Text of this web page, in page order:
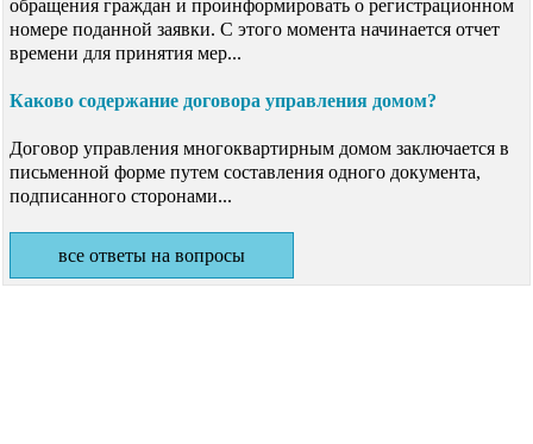
обращения граждан и проинформировать о регистрационном
номере поданной заявки. С этого момента начинается отчет
времени для принятия мер...
Каково содержание договора управления домом?
Договор управления многоквартирным домом заключается в
письменной форме путем составления одного документа,
подписанного сторонами...
все ответы на вопросы